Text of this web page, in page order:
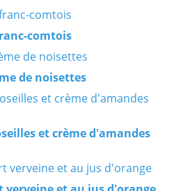
comtois
de noisettes
et crème d'amandes